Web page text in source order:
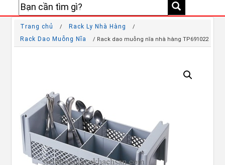
Trang chủ / Rack Ly Nhà Hàng /
Rack Dao Muỗng Nĩa / Rack dao muỗng nĩa nhà hàng TP691022